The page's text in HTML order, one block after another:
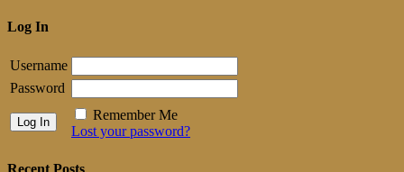
Log In
Username
Password
Remember Me
Lost your password?